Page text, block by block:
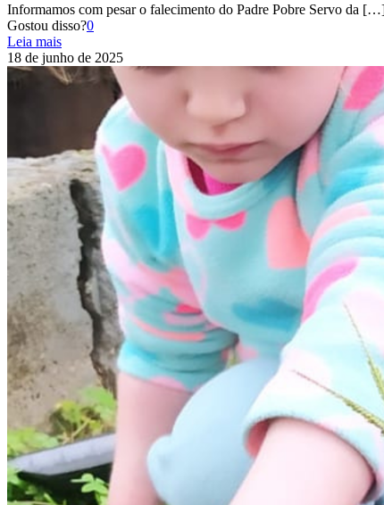
Informamos com pesar o falecimento do Padre Pobre Servo da
Gostou disso?0
Leia mais
18 de junho de 2025